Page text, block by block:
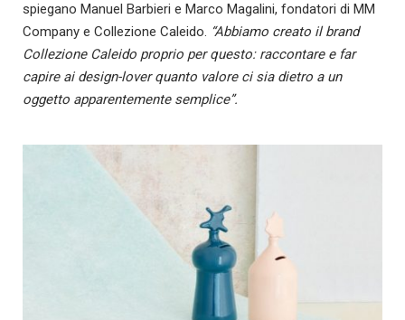
spiegano Manuel Barbieri e Marco Magalini, fondatori di MM
Company e Collezione Caleido. “Abbiamo creato il brand
Collezione Caleido proprio per questo: raccontare e far
capire ai design-lover quanto valore ci sia dietro a un
oggetto apparentemente semplice”.